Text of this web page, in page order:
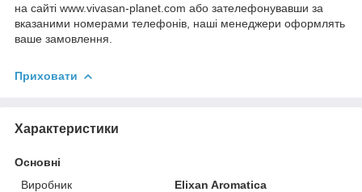
на сайті www.vivasan-planet.com або зателефонувавши за
вказаними номерами телефонів, наші менеджери оформлять
ваше замовлення.
Приховати
Характеристики
Основні
Виробник
Elixan Aromatica